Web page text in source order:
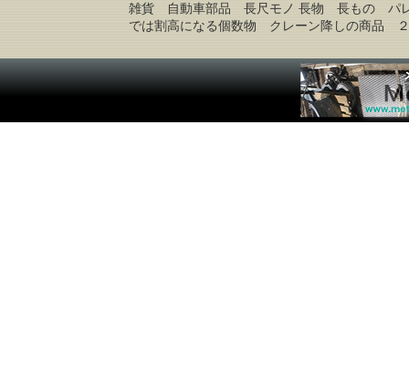
雑貨 自動車部品 長尺モノ 長物 長もの パ
では割高になる個数物 クレーン降しの商品